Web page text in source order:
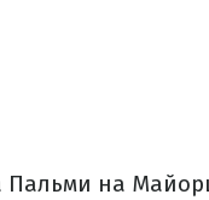
Пальми на